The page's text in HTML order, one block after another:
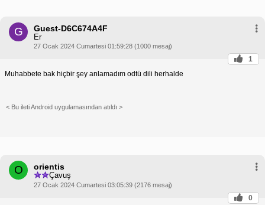
G Guest-D6C674A4F
Er
27 Ocak 2024 Cumartesi 01:59:28 (1000 mesaj)
1
Muhabbete bak hiçbir şey anlamadım odtü dili herhalde
< Bu ileti Android uygulamasından atıldı >
O orientis
Çavuş
27 Ocak 2024 Cumartesi 03:05:39 (2176 mesaj)
0